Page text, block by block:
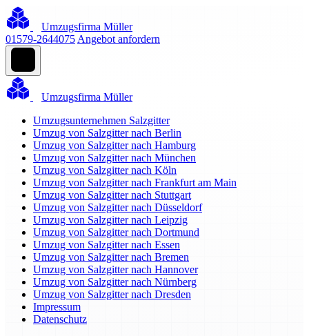
Umzugsfirma Müller
01579-2644075 Angebot anfordern
Umzugsfirma Müller
Umzugsunternehmen Salzgitter
Umzug von Salzgitter nach Berlin
Umzug von Salzgitter nach Hamburg
Umzug von Salzgitter nach München
Umzug von Salzgitter nach Köln
Umzug von Salzgitter nach Frankfurt am Main
Umzug von Salzgitter nach Stuttgart
Umzug von Salzgitter nach Düsseldorf
Umzug von Salzgitter nach Leipzig
Umzug von Salzgitter nach Dortmund
Umzug von Salzgitter nach Essen
Umzug von Salzgitter nach Bremen
Umzug von Salzgitter nach Hannover
Umzug von Salzgitter nach Nürnberg
Umzug von Salzgitter nach Dresden
Impressum
Datenschutz